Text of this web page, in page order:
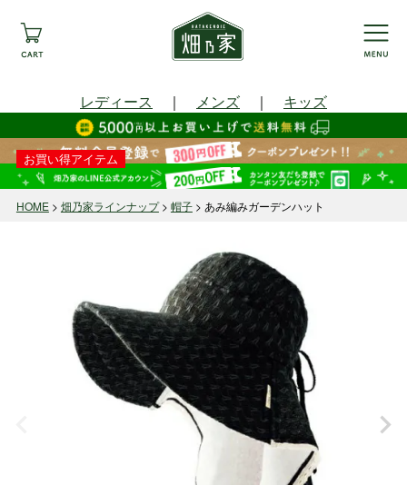
レディース ｜ メンズ ｜ キッズ
HOME 畑乃家ラインナップ 帽子 あみ編みガーデンハット
お買い得アイテム